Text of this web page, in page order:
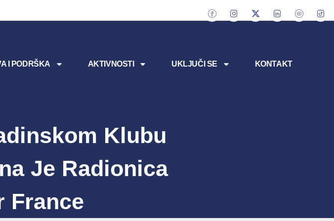
I PODRŠKA AKTIVNOSTI UKLJUČI SE KONTAKT
Klubu
Je Radionica
France